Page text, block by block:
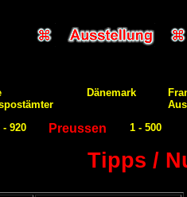
Dänemark
- 920 Preussen 1 - 500
Tipps /